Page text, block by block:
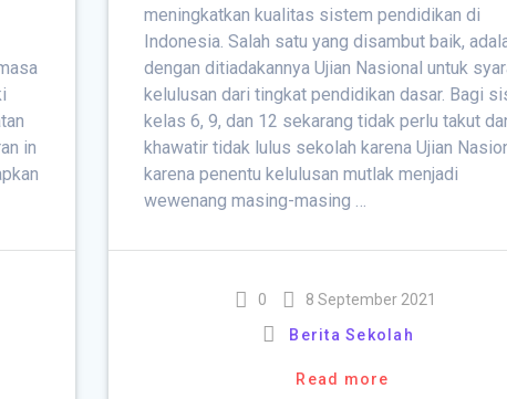
in
meningkatkan kualitas sistem pendidikan di
Indonesia. Salah satu yang disambut baik,
dengan ditiadakannya Ujian Nasional untuk
kelulusan dari tingkat pendidikan dasar. Bagi
kelas 6, 9, dan 12 sekarang tidak perlu takut
khawatir tidak lulus sekolah karena Ujian
karena penentu kelulusan mutlak menjadi
wewenang masing-masing …
0
8 September 2021
Berita Sekolah
Read more